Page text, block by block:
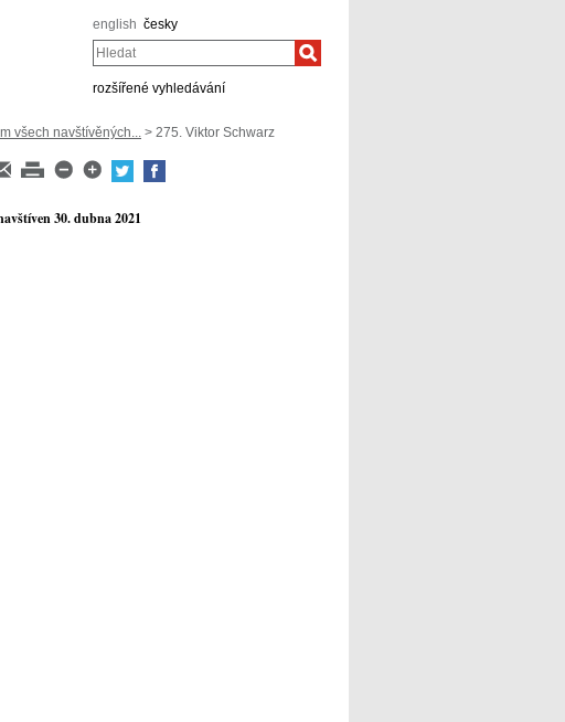
english česky
Hledat
rozšířené vyhledávání
všech navštívěných... > 275. Viktor Schwarz
30. dubna 2021